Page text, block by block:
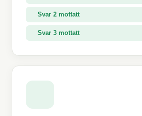
Svar 2 mottatt
Svar 3 mottatt